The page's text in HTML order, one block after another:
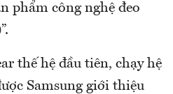
phẩm công nghệ đeo
thế hệ đầu tiên, chạy hệ
Samsung giới thiệu